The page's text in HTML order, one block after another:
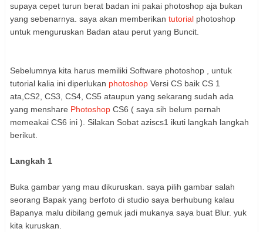
supaya cepet turun berat badan ini pakai photoshop aja bukan
yang sebenarnya. saya akan memberikan tutorial photoshop
untuk menguruskan Badan atau perut yang Buncit.
Sebelumnya kita harus memiliki Software photoshop , untuk
tutorial kalia ini diperlukan photoshop Versi CS baik CS 1
ata,CS2, CS3, CS4, CS5 ataupun yang sekarang sudah ada
yang menshare Photoshop CS6 ( saya sih belum pernah
memeakai CS6 ini ). Silakan Sobat aziscs1 ikuti langkah langkah
berikut.
Langkah 1
Buka gambar yang mau dikuruskan. saya pilih gambar salah
seorang Bapak yang berfoto di studio saya berhubung kalau
Bapanya malu dibilang gemuk jadi mukanya saya buat Blur. yuk
kita kuruskan.